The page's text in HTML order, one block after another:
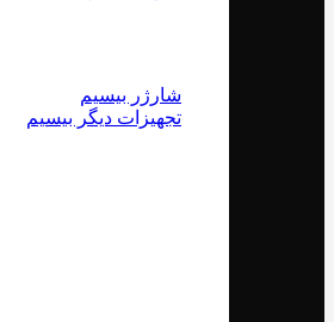
شارژر بیسیم
تجهیزات دیگر بیسیم